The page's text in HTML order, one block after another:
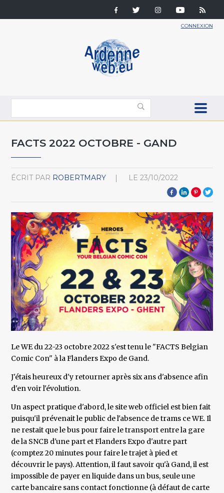
CONNEXION
FACTS 2022 OCTOBRE - GAND
ÉCRIT PAR ROBERTMARY LE 23/10/2022
Le WE du 22-23 octobre 2022 s'est tenu le "FACTS Belgian
Comic Con" à la Flanders Expo de Gand.
J'étais heureux d'y retourner après six ans d'absence afin
d'en voir l'évolution.
Un aspect pratique d'abord, le site web officiel est bien fait
puisqu'il prévenait le public de l'absence de trams ce WE. Il
ne restait que le bus pour faire le transport entre la gare
de la SNCB d'une part et Flanders Expo d'autre part
(comptez 20 minutes pour faire le trajet à pied et
découvrir le pays). Attention, il faut savoir qu'à Gand, il est
impossible de payer en liquide dans un bus, seule une
carte bancaire sans contact fonctionne (à défaut de carte